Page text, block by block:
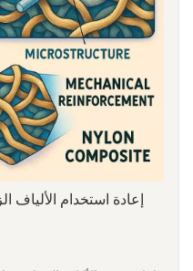
إعادة استخدام الألياف